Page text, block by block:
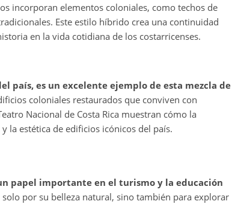
incorporan elementos coloniales, como techos de
Este estilo híbrido crea una continuidad
en la vida cotidiana de los costarricenses.
país, es un excelente ejemplo de esta mezcla de
coloniales restaurados que conviven con
Nacional de Costa Rica muestran cómo la
la estética de edificios icónicos del país.
papel importante en el turismo y la educación
por su belleza natural, sino también para explorar